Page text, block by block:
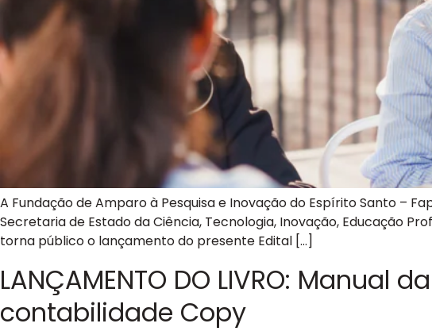
A Fundação de Amparo à Pesquisa e Inovação do Espírito Santo –
Secretaria de Estado da Ciência, Tecnologia, Inovação, Educação
torna público o lançamento do presente Edital […]
LANÇAMENTO DO LIVRO:
contabilidade Copy